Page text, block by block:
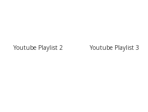
Youtube Playlist 2 Youtube Playlist 3